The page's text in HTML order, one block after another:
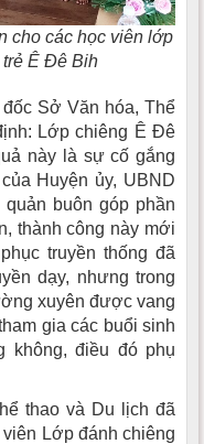
cho các học viên lớp
trẻ Ê Đê Bih
Sở Văn hóa, Thể
Lớp chiêng Ê Đê
này là sự cố gắng
Huyện ủy, UBND
buôn góp phần
thành công này mới
truyền thống đã
dạy, nhưng trong
xuyên được vang
gia các buổi sinh
không, điều đó phụ
thao và Du lịch đã
Lớp đánh chiêng